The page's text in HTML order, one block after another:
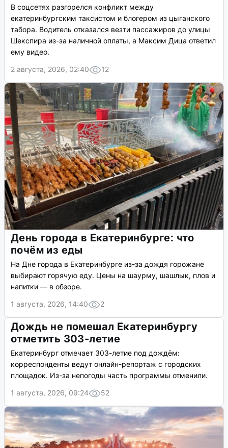
В соцсетях разгорелся конфликт между
екатеринбургским таксистом и блогером из цыганского
табора. Водитель отказался везти пассажиров до улицы
Шекспира из-за наличной оплаты, а Максим Дица ответил
ему видео.
2 августа, 2026, 02:40
12
День города в Екатеринбурге: что
почём из еды
На Дне города в Екатеринбурге из-за дождя горожане
выбирают горячую еду. Цены на шаурму, шашлык, плов и
напитки — в обзоре.
1 августа, 2026, 14:40
2
Дождь не помешал Екатеринбургу
отметить 303-летие
Екатеринбург отмечает 303-летие под дождём:
корреспонденты ведут онлайн-репортаж с городских
площадок. Из-за непогоды часть программы отменили.
1 августа, 2026, 09:24
52